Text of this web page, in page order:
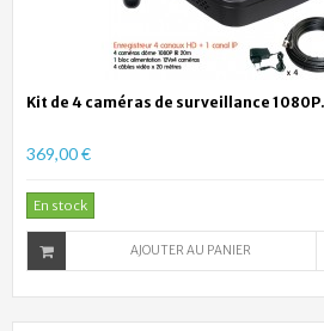
Kit de 4 caméras de surveillance
369,00 €
En stock
AJOUTER AU PANIER